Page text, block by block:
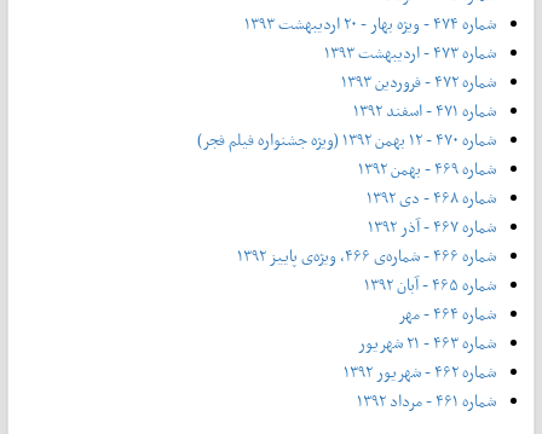
شماره ۴۷۴ - ویژه بهار - ۲۰ اردیبهشت ۱۳۹۳
شماره ۴۷۳ - اردیبهشت ۱۳۹۳
شماره ۴۷۲ - فروردین ۱۳۹۳
شماره ۴۷۱ - اسفند ۱۳۹۲
شماره ۴۷۰ - ۱۲ بهمن ۱۳۹۲ (ویژه جشنواره فیلم فجر)
شماره ۴۶۹ - بهمن ۱۳۹۲
شماره ۴۶۸ - دی ۱۳۹۲
شماره ۴۶۷ - آذر ۱۳۹۲
شماره ۴۶۶ - شماره‌ی ۴۶۶، ویژه‌ی پاییز ۱۳۹۲
شماره ۴۶۵ - آبان ۱۳۹۲
شماره ۴۶۴ - مهر
شماره ۴۶۳ - ۲۱ شهریور
شماره ۴۶۲ - شهریور ۱۳۹۲
شماره ۴۶۱ - مرداد ۱۳۹۲